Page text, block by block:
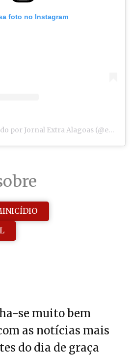
foto no Instagram
Um post compartilhado por Jornal Extra Alagoas (@extraalagoas)
se muito bem
as notícias mais
do dia de graça